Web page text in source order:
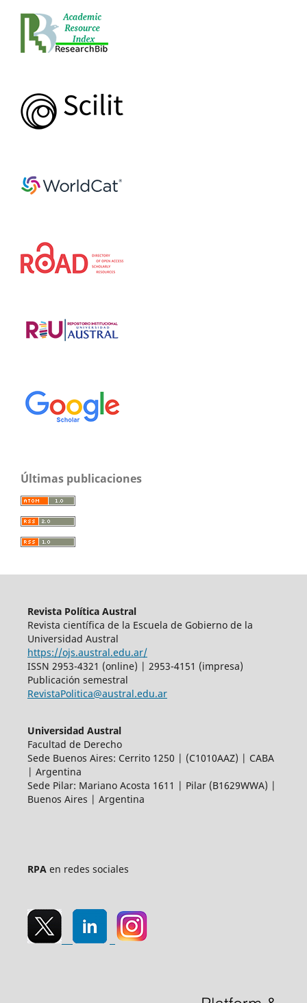
Últimas publicaciones
Revista Política Austral
Revista científica de la Escuela de Gobierno de la
Universidad Austral
https://ojs.austral.edu.ar/
ISSN 2953-4321 (online) | 2953-4151 (impresa)
Publicación semestral
RevistaPolitica@austral.edu.ar
Universidad Austral
Facultad de Derecho
Sede Buenos Aires: Cerrito 1250 | (C1010AAZ) | CABA
| Argentina
Sede Pilar: Mariano Acosta 1611 | Pilar (B1629WWA) |
Buenos Aires | Argentina
RPAen redes sociales